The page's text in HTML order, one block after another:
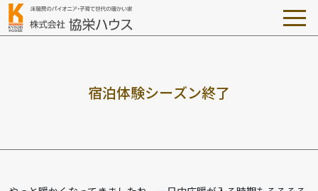
宿泊体験シーズン終了